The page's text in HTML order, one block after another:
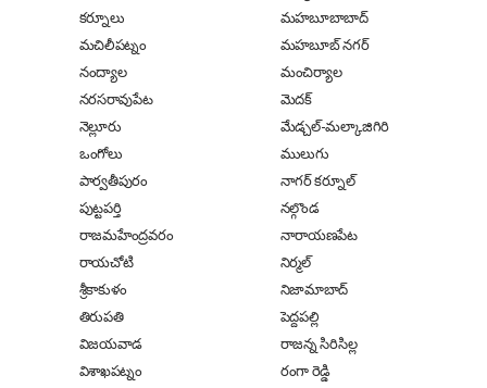
కర్నూలు
మచిలీపట్నం
నంద్యాల
నరసరావుపేట
నెల్లూరు
ఒంగోలు
పార్వతీపురం
పుట్టపర్తి
రాజమహేంద్రవరం
రాయచోటి
శ్రీకాకుళం
తిరుపతి
విజయవాడ
విశాఖపట్నం
మహబూబాబాద్
మహబూబ్ నగర్
మంచిర్యాల
మెదక్
మేడ్చల్-మల్కాజిగిరి
ములుగు
నాగర్ కర్నూల్
నల్గొండ
నారాయణపేట
నిర్మల్
నిజామాబాద్
పెద్దపల్లి
రాజన్న సిరిసిల్ల
రంగా రెడ్డి